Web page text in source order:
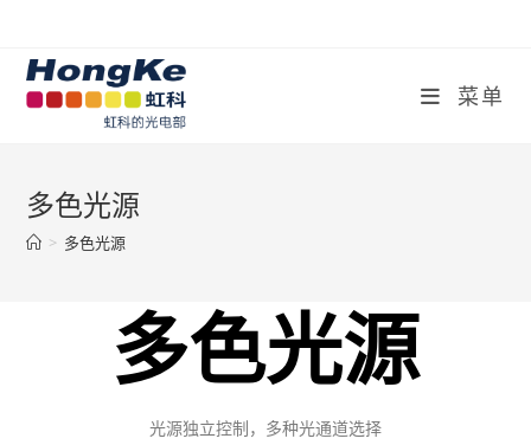
菜单
多色光源
> 多色光源
多色光源
光源独立控制，多种光通道选择